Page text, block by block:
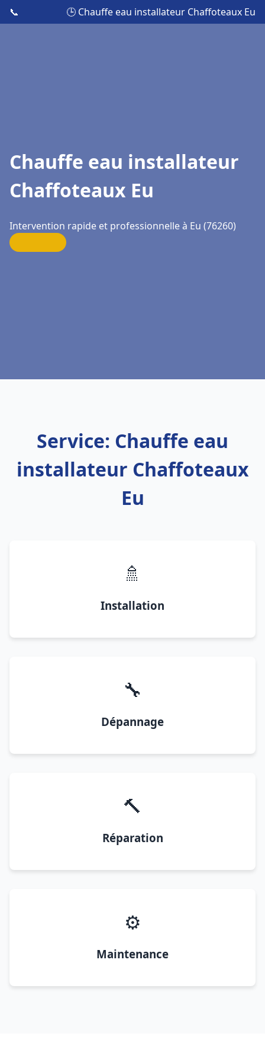
📞 🕒 Chauffe eau installateur Chaffoteaux Eu
Chauffe eau installateur
Chaffoteaux Eu
Intervention rapide et professionnelle à Eu (76260)
Service: Chauffe eau
installateur Chaffoteaux
Eu
🚿
Installation
🔧
Dépannage
🔨
Réparation
⚙️
Maintenance